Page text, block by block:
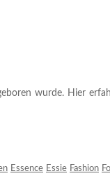
wurde. Hier
Essence Essie Fashion